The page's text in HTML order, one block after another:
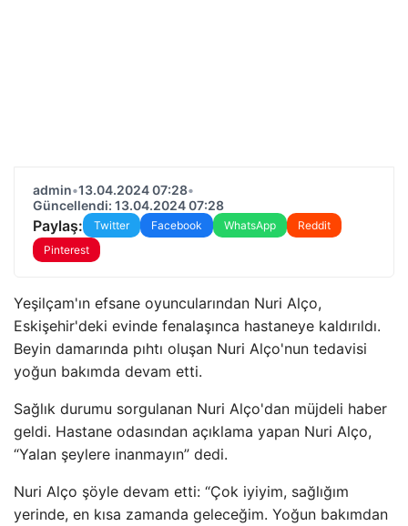
admin•13.04.2024 07:28•
Güncellendi: 13.04.2024 07:28
Paylaş: Twitter Facebook WhatsApp
Reddit
Pinterest
Yeşilçam'ın efsane oyuncularından Nuri Alço,
Eskişehir'deki evinde fenalaşınca hastaneye kaldırıldı.
Beyin damarında pıhtı oluşan Nuri Alço'nun tedavisi
yoğun bakımda devam etti.
Sağlık durumu sorgulanan Nuri Alço'dan müjdeli haber
geldi. Hastane odasından açıklama yapan Nuri Alço,
“Yalan şeylere inanmayın” dedi.
Nuri Alço şöyle devam etti: “Çok iyiyim, sağlığım
yerinde, en kısa zamanda geleceğim. Yoğun bakımdan